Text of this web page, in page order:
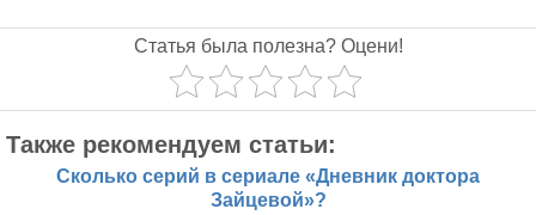
Статья была полезна? Оцени!
Также рекомендуем статьи:
Сколько серий в сериале «Дневник доктора
Зайцевой»?